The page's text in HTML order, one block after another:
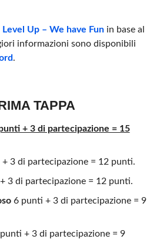
Level Up – We have Funin base al
informazioni sono disponibili
.
TAPPA
+ 3 di partecipazione = 15
3 di partecipazione = 12 punti.
3 di partecipazione = 12 punti.
6 punti + 3 di partecipazione = 9
+ 3 di partecipazione = 9